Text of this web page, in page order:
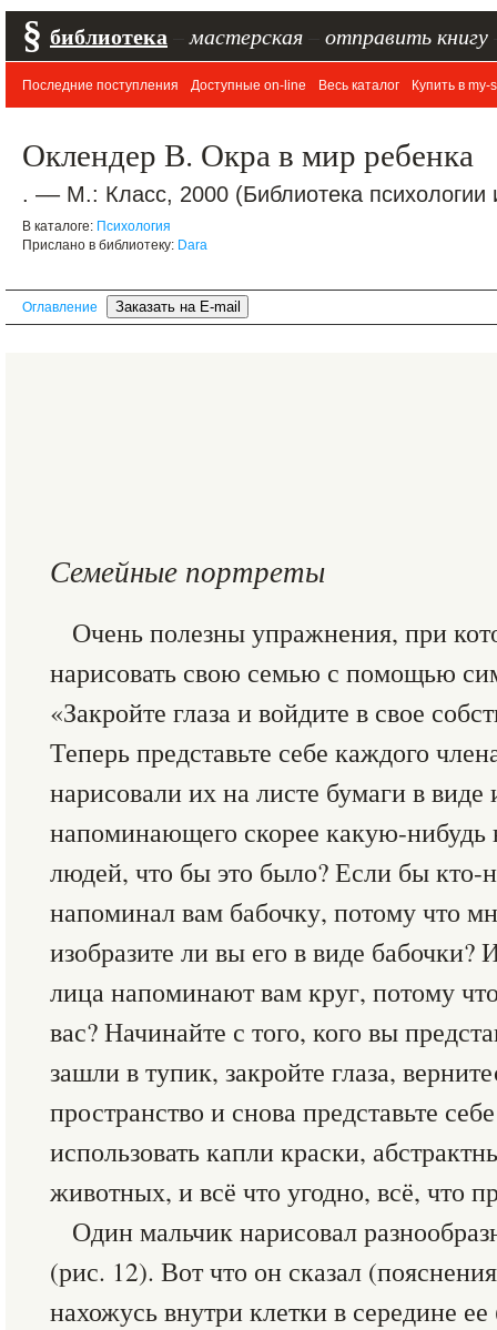
§ библиотека мастерская отправить книгу
Последние поступления Доступные on-line Весь каталог Купить в my-
Оклендер В. Окра в мир ребенка
. –– М.: Класс, 2000 (Библиотека
В каталоге: Психология
Прислано в библиотеку: Dara
Оглавление
Семейные портреты
Очень полезны упражнения, при
нарисовать свою семью с помощью
«Закройте глаза и войдите в свое
Теперь представьте себе каждого
нарисовали их на листе бумаги в виде
напоминающего скорее какую-
людей, что бы это было? Если бы кто-
напоминал вам бабочку, потому что
изобразите ли вы его в виде
лица напоминают вам круг, потому
вас? Начинайте с того, кого вы
зашли в тупик, закройте глаза,
пространство и снова представьте
использовать капли краски,
животных, и всё что угодно, всё, что
Один мальчик нарисовал
(рис. 12). Вот что он сказал
нахожусь внутри клетки в середине ее